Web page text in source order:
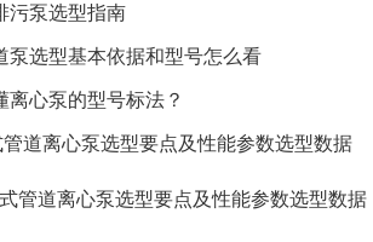
污泵选型指南
泵选型基本依据和型号怎么看
离心泵的型号标法？
管道离心泵选型要点及性能参数选型数据
管道离心泵选型要点及性能参数选型数据